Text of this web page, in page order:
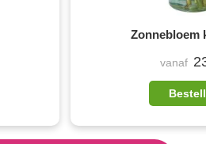
Zonnebloem
vanaf